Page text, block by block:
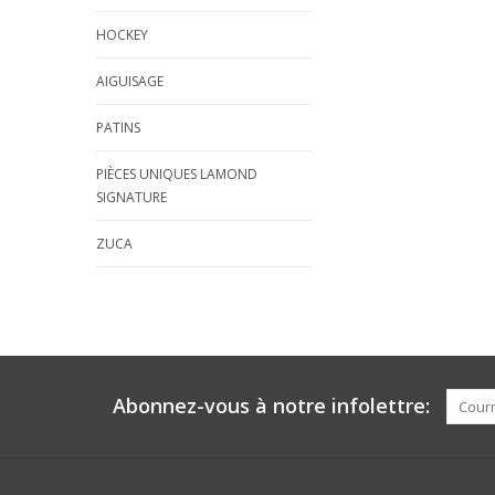
HOCKEY
AIGUISAGE
PATINS
PIÈCES UNIQUES LAMOND
SIGNATURE
ZUCA
Abonnez-vous à notre infolettre: